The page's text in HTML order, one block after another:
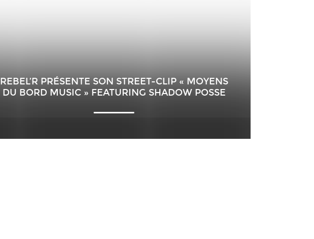
REBEL’R PRÉSENTE SON STREET-CLIP « MOYENS
DU BORD MUSIC » FEATURING SHADOW POSSE